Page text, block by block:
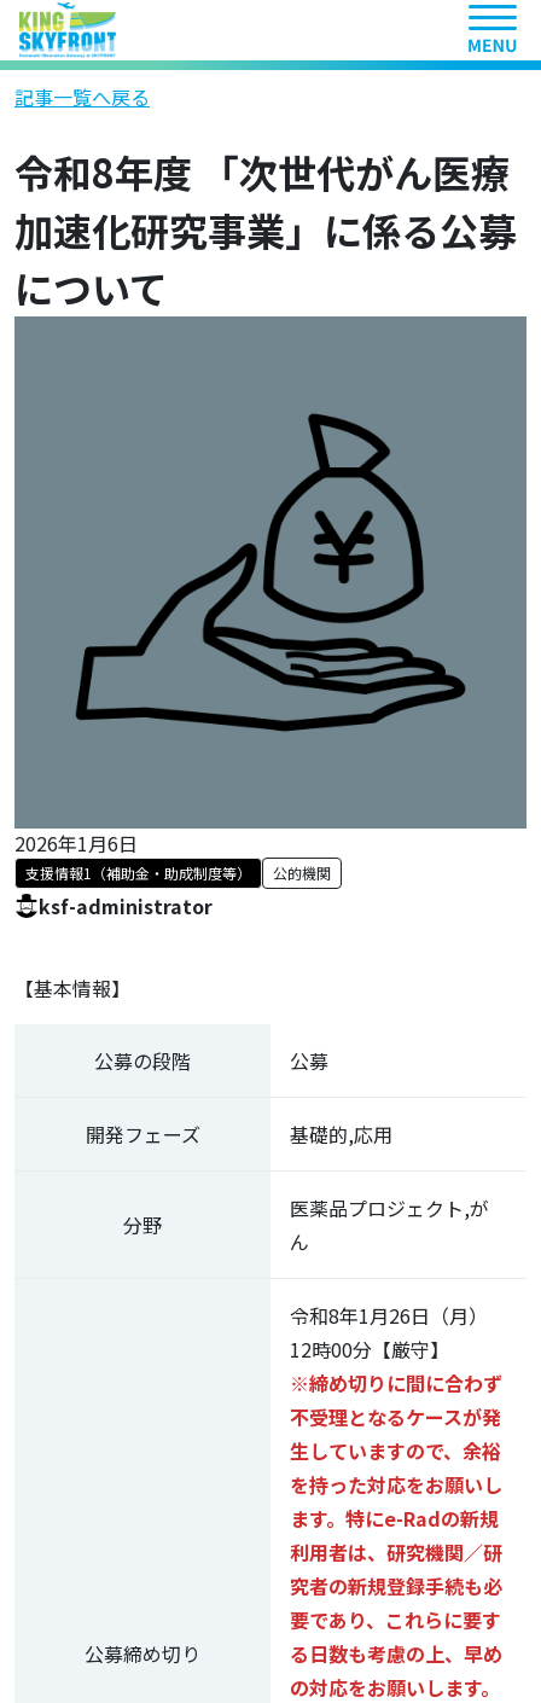
ヘッ
記事一覧へ戻る
令和8年度 「次世代がん医療
加速化研究事業」に係る公募
について
2026年1月6日
支援情報1（補助金・助成制度等） 公的機関
ksf-administrator
【基本情報】
公募の段階 公募
開発フェーズ 基礎的,応用
分野
医薬品プロジェクト,が
ん
公募締め切り
令和8年1月26日（月）
12時00分【厳守】
※締め切りに間に合わず
不受理となるケースが発
生していますので、余裕
を持った対応をお願いし
ます。特にe-Radの新規
利用者は、研究機関／研
究者の新規登録手続も必
要であり、これらに要す
る日数も考慮の上、早め
の対応をお願いします。